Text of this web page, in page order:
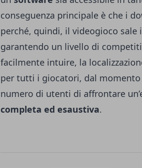
conseguenza principale è che i
perché, quindi, il videogioco
garantendo un livello di
facilmente intuire, la
per tutti i giocatori, dal
numero di utenti di affrontare
completa ed esaustiva.